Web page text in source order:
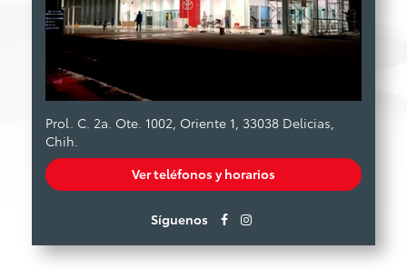
Prol. C. 2a. Ote. 1002, Oriente 1, 33038 Delicias,
Chih.
Ver teléfonos y horarios
Síguenos